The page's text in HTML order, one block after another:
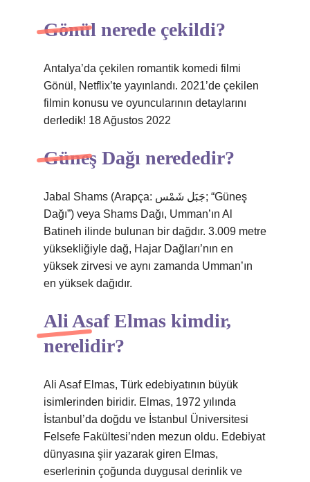
Gönül nerede çekildi?
Antalya’da çekilen romantik komedi filmi
Gönül, Netflix’te yayınlandı. 2021’de çekilen
filmin konusu ve oyuncularının detaylarını
derledik! 18 Ağustos 2022
Güneş Dağı nerededir?
Jabal Shams (Arapça: جَبَل شَمْس; “Güneş
Dağı”) veya Shams Dağı, Umman’ın Al
Batineh ilinde bulunan bir dağdır. 3.009 metre
yüksekliğiyle dağ, Hajar Dağları’nın en
yüksek zirvesi ve aynı zamanda Umman’ın
en yüksek dağıdır.
Ali Asaf Elmas kimdir,
nerelidir?
Ali Asaf Elmas, Türk edebiyatının büyük
isimlerinden biridir. Elmas, 1972 yılında
İstanbul’da doğdu ve İstanbul Üniversitesi
Felsefe Fakültesi’nden mezun oldu. Edebiyat
dünyasına şiir yazarak giren Elmas,
eserlerinin çoğunda duygusal derinlik ve